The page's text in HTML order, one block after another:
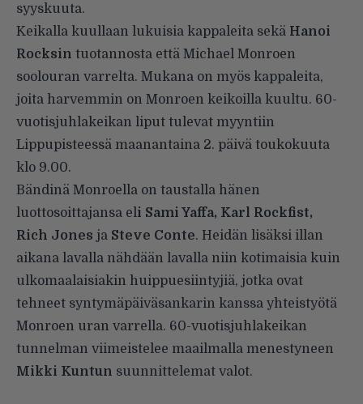
syyskuuta.
Keikalla kuullaan lukuisia kappaleita sekä Hanoi
Rocksin tuotannosta että Michael Monroen
soolouran varrelta. Mukana on myös kappaleita,
joita harvemmin on Monroen keikoilla kuultu. 60-
vuotisjuhlakeikan liput tulevat myyntiin
Lippupisteessä maanantaina 2. päivä toukokuuta
klo 9.00.
Bändinä Monroella on taustalla hänen
luottosoittajansa eli Sami Yaffa, Karl Rockfist,
Rich Jones ja Steve Conte. Heidän lisäksi illan
aikana lavalla nähdään lavalla niin kotimaisia kuin
ulkomaalaisiakin huippuesiintyjiä, jotka ovat
tehneet syntymäpäiväsankarin kanssa yhteistyötä
Monroen uran varrella. 60-vuotisjuhlakeikan
tunnelman viimeistelee maailmalla menestyneen
Mikki Kuntun suunnittelemat valot.